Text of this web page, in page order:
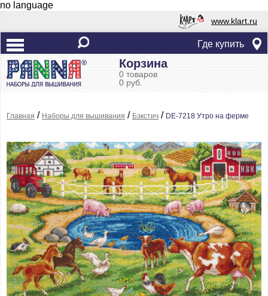
no language
www.klart.ru
Где купить
Корзина
0 товаров
0 руб.
Главная / Наборы для вышивания / Бэкстич / DE-7218 Утро на ферме